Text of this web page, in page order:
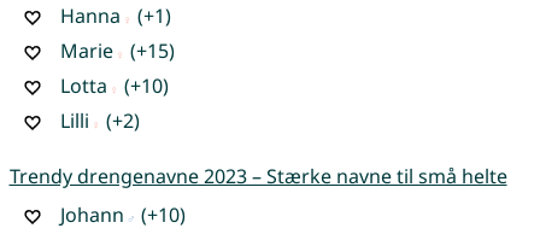
Hanna
(+1)
Marie
(+15)
Lotta
(+10)
Lilli
(+2)
Trendy drengenavne 2023 – Stærke navne til små helte
Johann
(+10)